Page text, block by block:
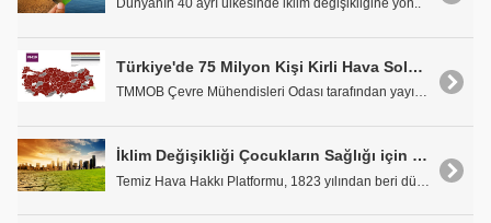
Dünyanın 40 ayrı ülkesinde iklim değişikliğine yön..
Türkiye'de 75 Milyon Kişi Kirli Hava Soluyor
TMMOB Çevre Mühendisleri Odası tarafından yayınlan..
İklim Değişikliği Çocukların Sağlığı için Risk Oluşturuyor